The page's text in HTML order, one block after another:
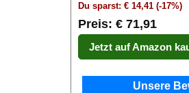
Du sparst: € 14,41 (-17%)
Preis: € 71,91
Jetzt auf Amazon
Unsere